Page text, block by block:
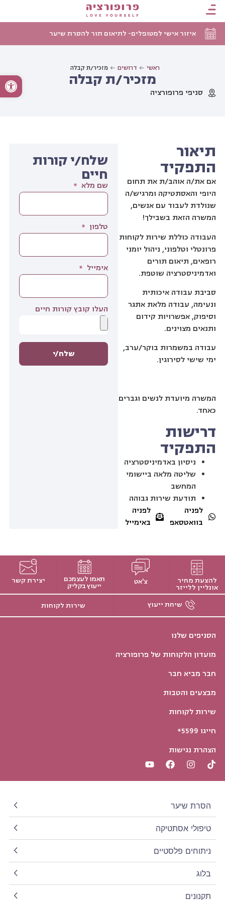
פתח
איזור אישי למטופלים- לתיאום תור להסרת שיער
ראשי דרושים מזכיר/ת קבלה
מזכיר/ת קבלה
סניפי פרופורציה
תיאור
התפקיד
אם את/ה אוהב/ת את תחום
היופי והאסתטיקה ומרגיש/ה
שנולדת לעבוד עם אנשים,
המשרה הזאת בשבילך!
העבודה כוללת שירות לקוחות
פרונטלי וטלפוני, ניהול יומני
רופאים, תיאום תורים
ואדמיניסטרציה שוטפת.
סביבת עבודה איכותית
ונעימה, עבודה מלאת אתגר
וסיפוק, אפשרויות קידום
ותנאים מצוינים.
עבודה במשמרות בוקר/ערב,
ימי שישי לסירוגין.
המשרה מיועדת לנשים וגברים
כאחד.
דרישות
התפקיד
ניסיון באדמיניסטרציה
שליטה מלאה ביישומי
המחשב
תודעת שירות גבוהה
לפניה
בוואטסאפ
לפניה
באימייל
שלח/י קורות
חיים
שם מלא
טלפון
אימייל
העלו קובץ קורות חיים
שלח/י
להצעת מחיר
אונליין ללייזר
צ'אט תאמו לעצמכם
ייעוץ בקליק
יצירת קשר
שיחת ייעוץ שירות לקוחות
הסניפים שלנו
מועדון הלקוחות של פרופורציה
חבר מביא חבר
מבצעים והטבות
שירות לקוחות
חייגו 5599*
הצהרת נגישות
הסרת שיער
טיפולי אסתטיקה
ניתוחים פלסטיים
בלוג
תקנונים